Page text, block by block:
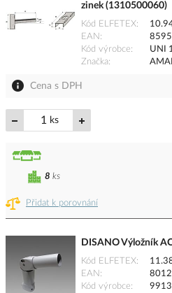
zinek (1310500060)
Kód ELFETEX
EAN
Kód výrobce
UNI
Značka
Cena s DPH
ks
Přidat k porovnání
8 ks
DISANO Výložník
Kód ELFETEX
EAN
Kód výrobce